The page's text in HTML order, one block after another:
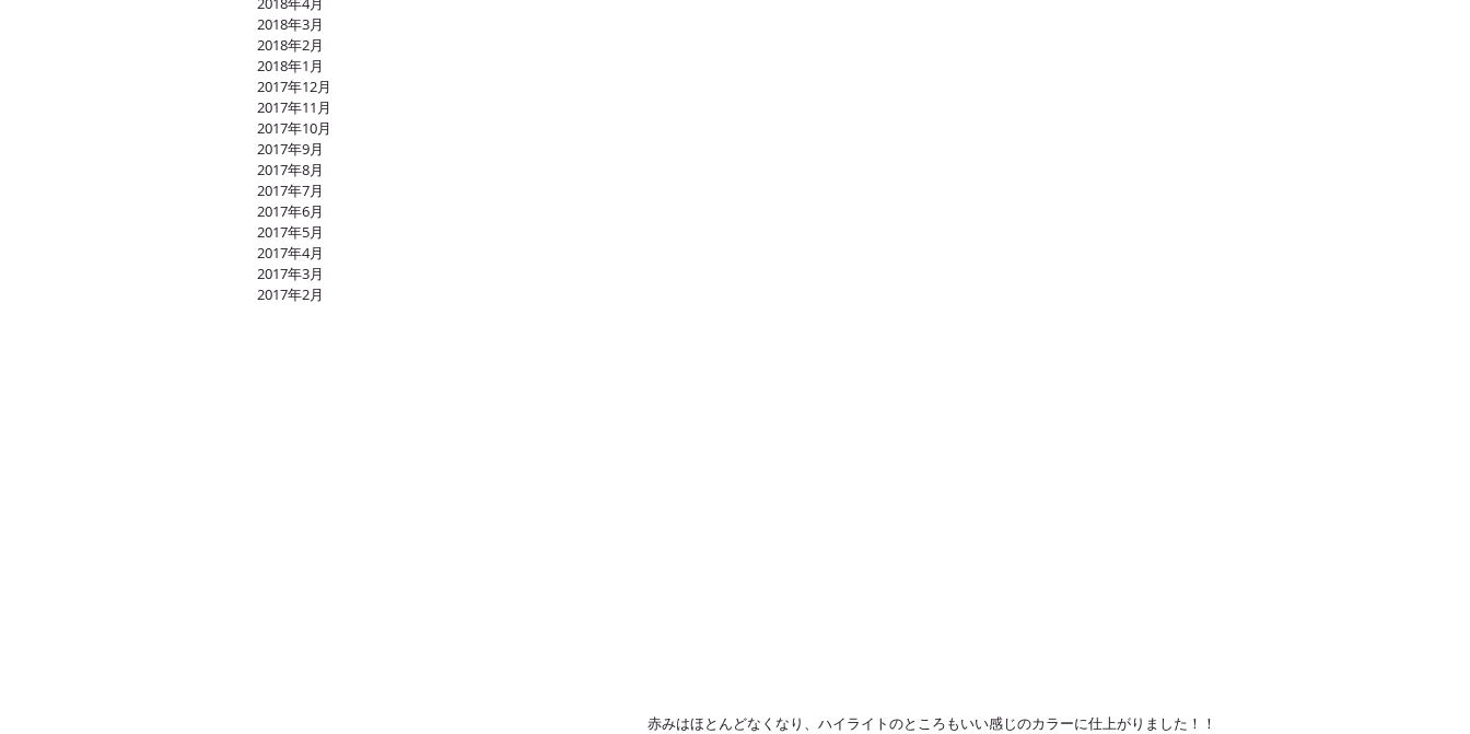
2018年3月
2018年2月
2018年1月
2017年12月
2017年11月
2017年10月
2017年9月
2017年8月
2017年7月
2017年6月
2017年5月
2017年4月
2017年3月
2017年2月
赤みはほとんどなくなり、ハイライトのところもいい感じのカラーに仕上がりました！！